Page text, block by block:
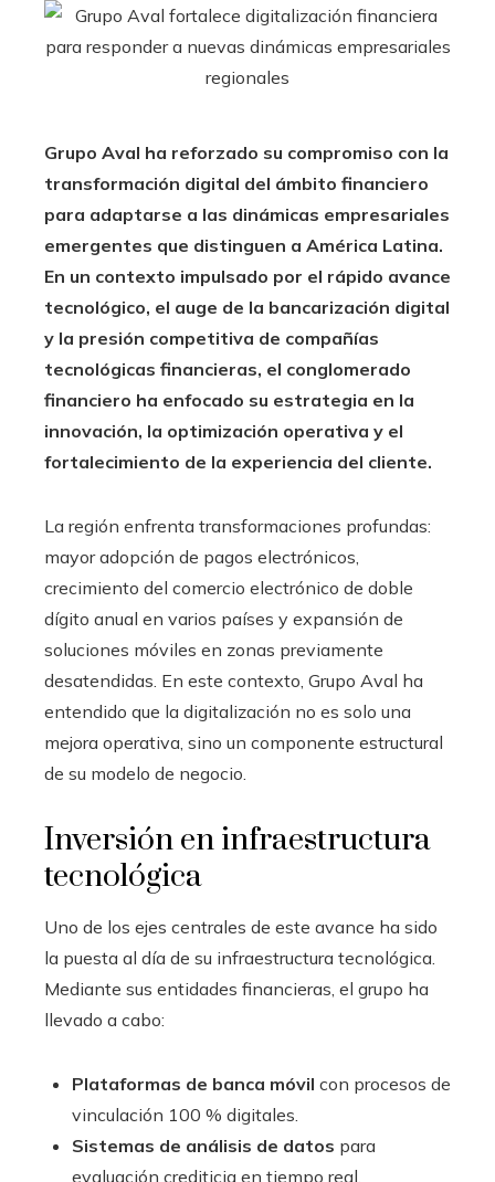
Grupo Aval ha reforzado su compromiso con la
transformación digital del ámbito financiero
para adaptarse a las dinámicas empresariales
emergentes que distinguen a América Latina.
En un contexto impulsado por el rápido avance
tecnológico, el auge de la bancarización digital
y la presión competitiva de compañías
tecnológicas financieras, el conglomerado
financiero ha enfocado su estrategia en la
innovación, la optimización operativa y el
fortalecimiento de la experiencia del cliente.
La región enfrenta transformaciones profundas:
mayor adopción de pagos electrónicos,
crecimiento del comercio electrónico de doble
dígito anual en varios países y expansión de
soluciones móviles en zonas previamente
desatendidas. En este contexto, Grupo Aval ha
entendido que la digitalización no es solo una
mejora operativa, sino un componente estructural
de su modelo de negocio.
Inversión en infraestructura
tecnológica
Uno de los ejes centrales de este avance ha sido
la puesta al día de su infraestructura tecnológica.
Mediante sus entidades financieras, el grupo ha
llevado a cabo:
Plataformas de banca móvil con procesos de
vinculación 100 % digitales.
Sistemas de análisis de datos para
evaluación crediticia en tiempo real.